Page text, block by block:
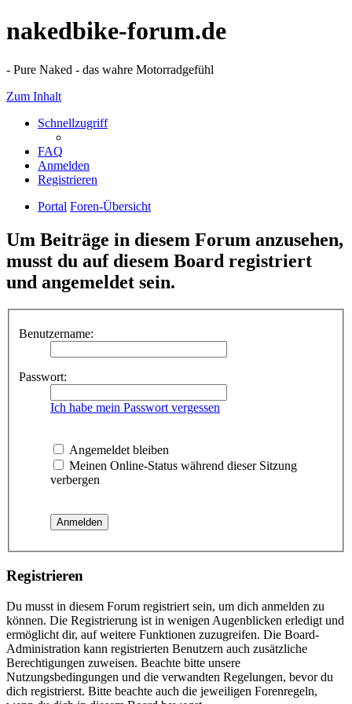
nakedbike-forum.de
- Pure Naked - das wahre Motorradgefühl
Zum Inhalt
Schnellzugriff
FAQ
Anmelden
Registrieren
Portal Foren-Übersicht
Um Beiträge in diesem Forum anzusehen,
musst du auf diesem Board registriert
und angemeldet sein.
Benutzername:
Passwort:
Ich habe mein Passwort vergessen
Angemeldet bleiben
Meinen Online-Status während dieser Sitzung
verbergen
Registrieren
Du musst in diesem Forum registriert sein, um dich anmelden zu
können. Die Registrierung ist in wenigen Augenblicken erledigt und
ermöglicht dir, auf weitere Funktionen zuzugreifen. Die Board-
Administration kann registrierten Benutzern auch zusätzliche
Berechtigungen zuweisen. Beachte bitte unsere
Nutzungsbedingungen und die verwandten Regelungen, bevor du
dich registrierst. Bitte beachte auch die jeweiligen Forenregeln,